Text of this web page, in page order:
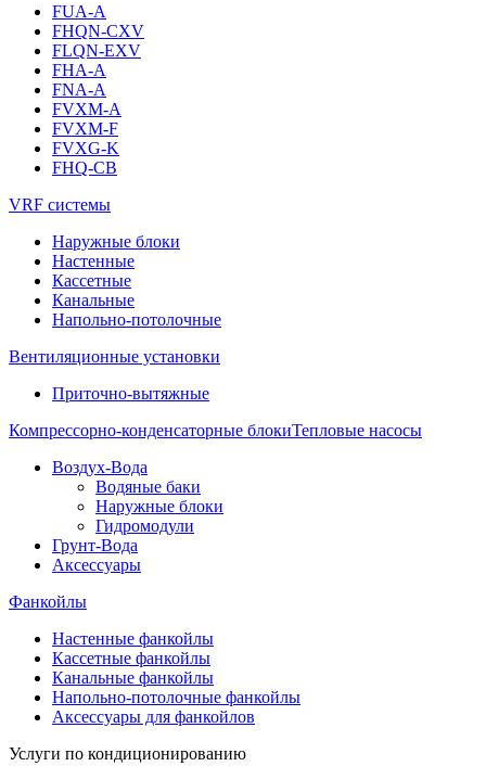
FUA-A
FHQN-CXV
FLQN-EXV
FHA-A
FNA-A
FVXM-A
FVXM-F
FVXG-K
FHQ-CB
VRF системы
Наружные блоки
Настенные
Кассетные
Канальные
Напольно-потолочные
Вентиляционные установки
Приточно-вытяжные
Компрессорно-конденсаторные блокиТепловые насосы
Воздух-Вода
Водяные баки
Наружные блоки
Гидромодули
Грунт-Вода
Аксессуары
Фанкойлы
Настенные фанкойлы
Кассетные фанкойлы
Канальные фанкойлы
Напольно-потолочные фанкойлы
Аксессуары для фанкойлов
Услуги по кондиционированию